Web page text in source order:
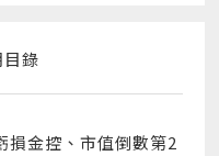
錄
損金控、市值倒數第2